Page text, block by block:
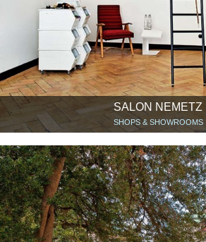
SALON NEMETZ
SHOPS & SHOWROOMS